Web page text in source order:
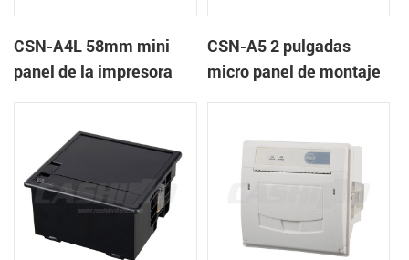
CSN-A4L 58mm mini
panel de la impresora
CSN-A5 2 pulgadas
micro panel de montaje